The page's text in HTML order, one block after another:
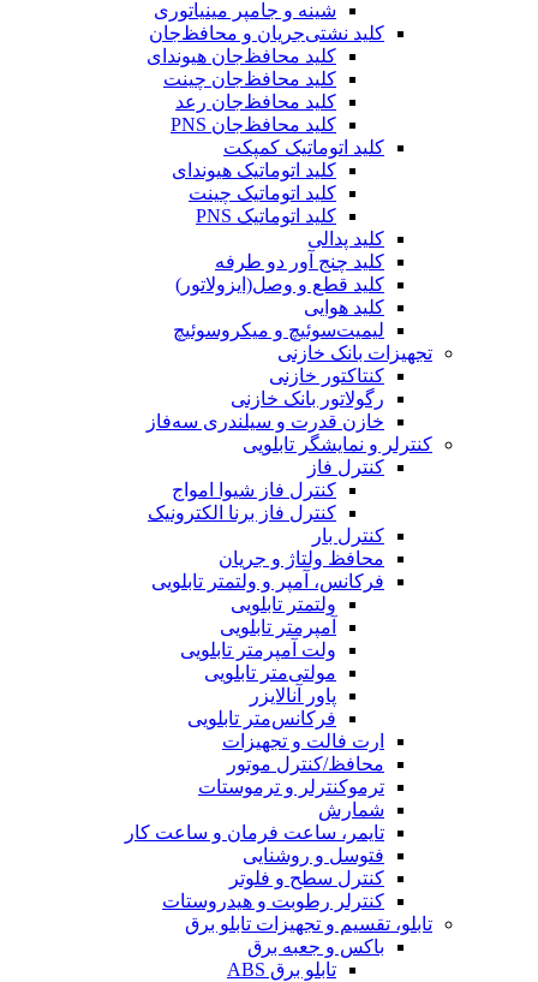
شینه و جامپر مینیاتوری
کلید نشتی‌جریان و محافظ‌جان
کلید محافظ‌جان هیوندای
کلید محافظ‌جان چینت
کلید محافظ‌جان رعد
کلید محافظ‌جان PNS
کلید اتوماتیک کمپکت
کلید اتوماتیک هیوندای
کلید اتوماتیک چینت
کلید اتوماتیک PNS
کلید پدالی
کلید چنج آور دو طرفه
کلید قطع و وصل(ایزولاتور)
کلید هوایی
لیمیت‌سوئیچ و میکروسوئیچ
تجهیزات بانک خازنی
کنتاکتور خازنی
رگولاتور بانک خازنی
خازن قدرت و سیلندری سه‌فاز
کنترلر و نمایشگر تابلویی
کنترل فاز
کنترل فاز شیوا امواج
کنترل فاز برنا الکترونیک
کنترل بار
محافظ ولتاژ و جریان
فرکانس، آمپر و ولتمتر تابلویی
ولتمتر تابلویی
آمپرمتر تابلویی
ولت آمپرمتر تابلویی
مولتی‌متر تابلویی
پاور آنالایزر
فرکانس‌متر تابلویی
ارت فالت و تجهیزات
محافظ/کنترل موتور
ترموکنترلر و ترموستات
شمارش
تایمر، ساعت فرمان و ساعت کار
فتوسل و روشنایی
کنترل سطح و فلوتر
کنترلر رطوبت و هیدروستات
تابلو، تقسیم و تجهیزات تابلو برق
باکس و جعبه برق
تابلو برق ABS